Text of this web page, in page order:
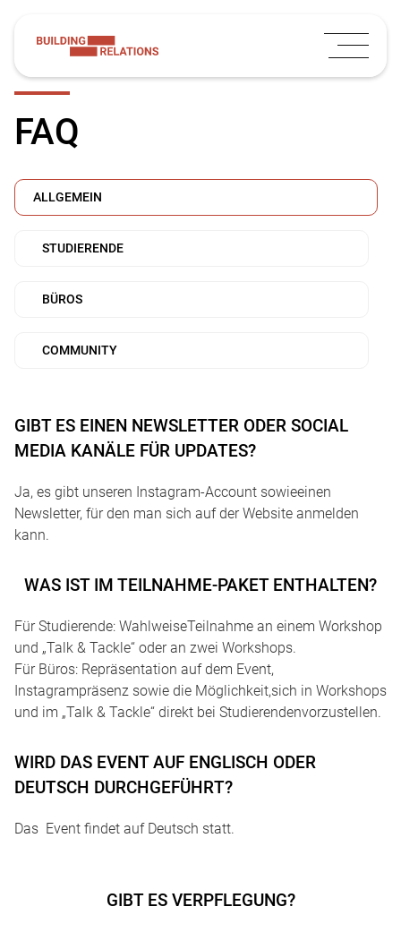
FAQ
ALLGEMEIN
STUDIERENDE
BÜROS
COMMUNITY
GIBT ES EINEN NEWSLETTER ODER SOCIAL
MEDIA KANÄLE FÜR UPDATES?
Ja, es gibt unseren Instagram-Account sowieeinen
Newsletter, für den man sich auf der Website anmelden
kann.
WAS IST IM TEILNAHME-PAKET ENTHALTEN?
Für Studierende: WahlweiseTeilnahme an einem Workshop
und „Talk & Tackle“ oder an zwei Workshops.
Für Büros: Repräsentation auf dem Event,
Instagrampräsenz sowie die Möglichkeit,sich in Workshops
und im „Talk & Tackle“ direkt bei Studierendenvorzustellen.
WIRD DAS EVENT AUF ENGLISCH ODER
DEUTSCH DURCHGEFÜHRT?
Das Event findet auf Deutsch statt.
GIBT ES VERPFLEGUNG?